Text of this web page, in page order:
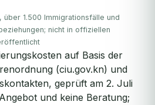
über 1.500 Immigrationsfälle und
nicht in offiziellen
auf Basis der
(ciu.gov.kn) und
geprüft am 2. Juli
und keine Beratung;